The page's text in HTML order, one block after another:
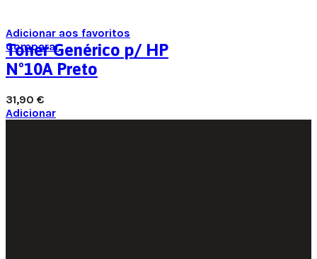
Adicionar aos favoritos
Comparar
Toner Genérico p/ HP
Nº10A Preto
31,90 €
Adicionar